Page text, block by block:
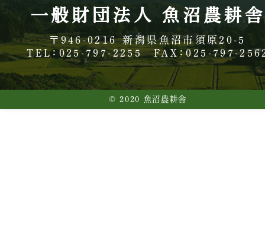
一般財団法人 魚沼農耕舎
〒946-0216 新潟県魚沼市須原20-5
TEL：025-797-2255
FAX：025-797-
© 2020 魚沼農耕舎